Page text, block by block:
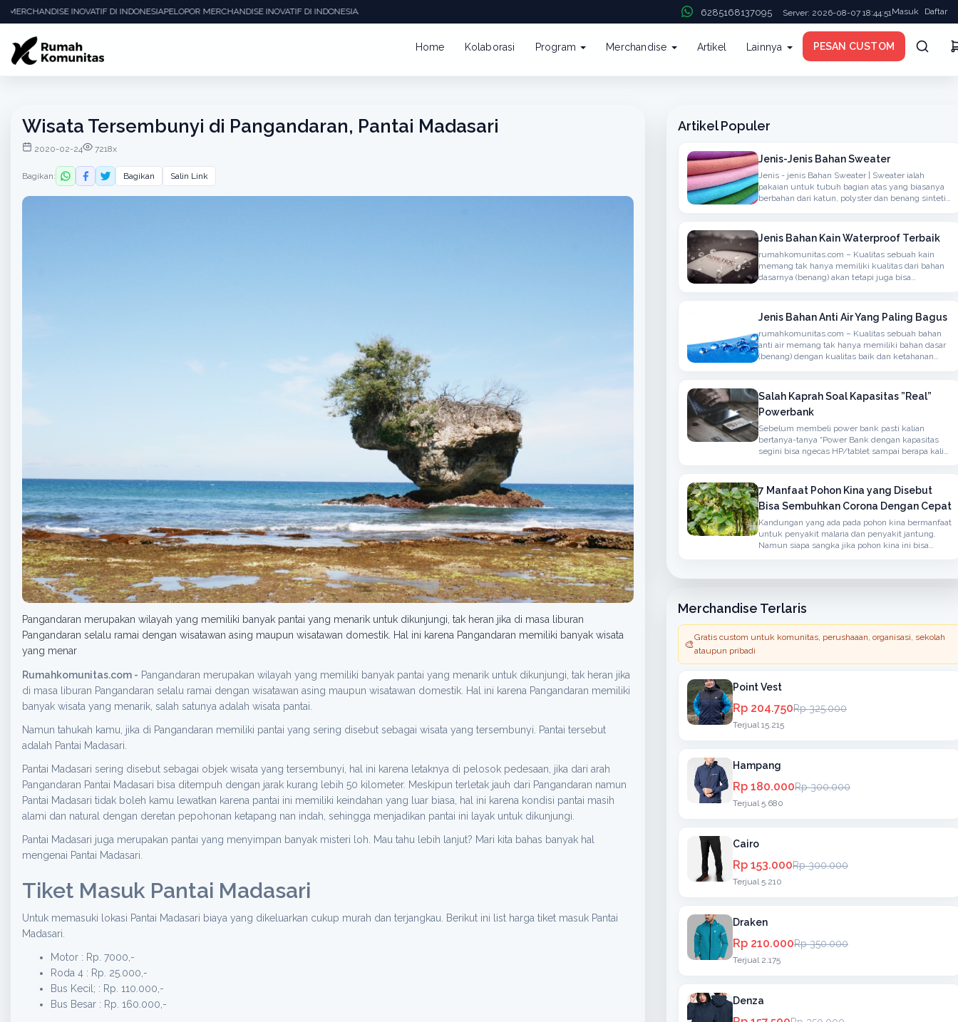
MERCHANDISE INOVATIF DI INDONESIAPELOPOR MERCHANDISE INOVATIF DI INDONESIA 6285168137095 Server: 2026-08-07 18:44:51 Masuk Daftar
Home Kolaborasi Program Merchandise Artikel Lainnya PESAN CUSTOM
Wisata Tersembunyi di Pangandaran, Pantai Madasari
2020-02-24 7218x
Bagikan: Bagikan Salin Link
Pangandaran merupakan wilayah yang memiliki banyak pantai yang menarik untuk dikunjungi, tak heran jika di masa liburan
Pangandaran selalu ramai dengan wisatawan asing maupun wisatawan domestik. Hal ini karena Pangandaran memiliki banyak wisata
yang menar
Rumahkomunitas.com - Pangandaran merupakan wilayah yang memiliki banyak pantai yang menarik untuk dikunjungi, tak heran jika
di masa liburan Pangandaran selalu ramai dengan wisatawan asing maupun wisatawan domestik. Hal ini karena Pangandaran memiliki
banyak wisata yang menarik, salah satunya adalah wisata pantai.
Namun tahukah kamu, jika di Pangandaran memiliki pantai yang sering disebut sebagai wisata yang tersembunyi. Pantai tersebut
adalah Pantai Madasari.
Pantai Madasari sering disebut sebagai objek wisata yang tersembunyi, hal ini karena letaknya di pelosok pedesaan, jika dari arah
Pangandaran Pantai Madasari bisa ditempuh dengan jarak kurang lebih 50 kilometer. Meskipun terletak jauh dari Pangandaran namun
Pantai Madasari tidak boleh kamu lewatkan karena pantai ini memiliki keindahan yang luar biasa, hal ini karena kondisi pantai masih
alami dan natural dengan deretan pepohonan ketapang nan indah, sehingga menjadikan pantai ini layak untuk dikunjungi.
Pantai Madasari juga merupakan pantai yang menyimpan banyak misteri loh. Mau tahu lebih lanjut? Mari kita bahas banyak hal
mengenai Pantai Madasari.
Tiket Masuk Pantai Madasari
Untuk memasuki lokasi Pantai Madasari biaya yang dikeluarkan cukup murah dan terjangkau. Berikut ini list harga tiket masuk Pantai
Madasari.
Motor : Rp. 7000,-
Roda 4 : Rp. 25.000,-
Bus Kecil; : Rp. 110.000,-
Bus Besar : Rp. 160.000,-
Artikel Populer
Jenis-Jenis Bahan Sweater
Jenis - jenis Bahan Sweater | Sweater ialah
pakaian untuk tubuh bagian atas yang biasanya
berbahan dari katun, polyster dan benang sintetis
hoodie
Jenis Bahan Kain Waterproof Terbaik
rumahkomunitas.com – Kualitas sebuah kain
memang tak hanya memiliki kualitas dari bahan
dasarnya (benang) akan tetapi juga bisa
berdasarkan Jaket, Mantel atau
Jenis Bahan Anti Air Yang Paling Bagus
rumahkomunitas.com – Kualitas sebuah bahan
anti air memang tak hanya memiliki bahan dasar
(benang) dengan kualitas baik dan ketahanan
Salah Kaprah Soal Kapasitas ”Real”
Powerbank
Sebelum membeli power bank pasti kalian
bertanya-tanya “Power Bank dengan kapasitas
segini bisa ngecas HP/tablet sampai berapa kali
7 Manfaat Pohon Kina yang Disebut
Bisa Sembuhkan Corona Dengan Cepat
Kandungan yang ada pada pohon kina bermanfaat
untuk penyakit malaria dan penyakit jantung.
Namun siapa sangka jika pohon kina ini bisa
Merchandise Terlaris
🎨
Gratis custom untuk komunitas, perushaaan, organisasi, sekolah
ataupun pribadi
Point Vest
Rp 204.750Rp 325.000
Terjual 15.215
Hampang
Rp 180.000Rp 300.000
Terjual 5.680
Cairo
Rp 153.000Rp 300.000
Terjual 5.210
Draken
Rp 210.000Rp 350.000
Terjual 2.175
Denza